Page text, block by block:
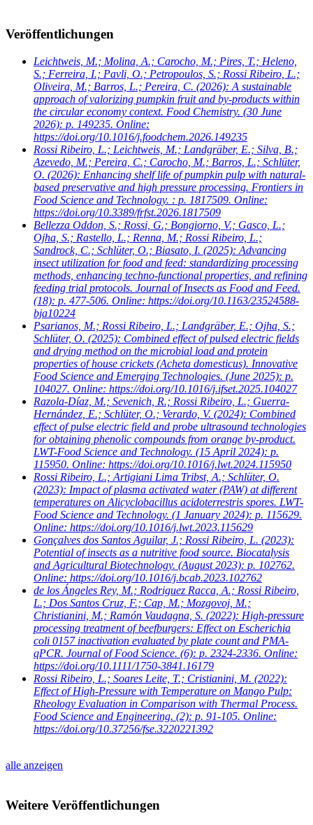
Veröffentlichungen
Leichtweis, M.; Molina, A.; Carocho, M.; Pires, T.; Heleno,
S.; Ferreira, I.; Pavli, O.; Petropoulos, S.; Rossi Ribeiro, L.;
Oliveira, M.; Barros, L.; Pereira, C. (2026): A sustainable
approach of valorizing pumpkin fruit and by-products within
the circular economy context. Food Chemistry. (30 June
2026): p. 149235. Online:
https://doi.org/10.1016/j.foodchem.2026.149235
Rossi Ribeiro, L.; Leichtweis, M.; Landgräber, E.; Silva, B.;
Azevedo, M.; Pereira, C.; Carocho, M.; Barros, L.; Schlüter,
O. (2026): Enhancing shelf life of pumpkin pulp with natural-
based preservative and high pressure processing. Frontiers in
Food Science and Technology. : p. 1817509. Online:
https://doi.org/10.3389/frfst.2026.1817509
Bellezza Oddon, S.; Rossi, G.; Bongiorno, V.; Gasco, L.;
Ojha, S.; Rastello, L.; Renna, M.; Rossi Ribeiro, L.;
Sandrock, C.; Schlüter, O.; Biasato, I. (2025): Advancing
insect utilization for food and feed: standardizing processing
methods, enhancing techno-functional properties, and refining
feeding trial protocols. Journal of Insects as Food and Feed.
(18): p. 477-506. Online: https://doi.org/10.1163/23524588-
bja10224
Psarianos, M.; Rossi Ribeiro, L.; Landgräber, E.; Ojha, S.;
Schlüter, O. (2025): Combined effect of pulsed electric fields
and drying method on the microbial load and protein
properties of house crickets (Acheta domesticus). Innovative
Food Science and Emerging Technologies. (June 2025): p.
104027. Online: https://doi.org/10.1016/j.ifset.2025.104027
Razola-Díaz, M.; Sevenich, R.; Rossi Ribeiro, L.; Guerra-
Hernández, E.; Schlüter, O.; Verardo, V. (2024): Combined
effect of pulse electric field and probe ultrasound technologies
for obtaining phenolic compounds from orange by-product.
LWT-Food Science and Technology. (15 April 2024): p.
115950. Online: https://doi.org/10.1016/j.lwt.2024.115950
Rossi Ribeiro, L.; Artigiani Lima Tribst, A.; Schlüter, O.
(2023): Impact of plasma activated water (PAW) at different
temperatures on Alicyclobacillus acidoterrestris spores. LWT-
Food Science and Technology. (1 January 2024): p. 115629.
Online: https://doi.org/10.1016/j.lwt.2023.115629
Gonçalves dos Santos Aguilar, J.; Rossi Ribeiro, L. (2023):
Potential of insects as a nutritive food source. Biocatalysis
and Agricultural Biotechnology. (August 2023): p. 102762.
Online: https://doi.org/10.1016/j.bcab.2023.102762
de los Ángeles Rey, M.; Rodriguez Racca, A.; Rossi Ribeiro,
L.; Dos Santos Cruz, F.; Cap, M.; Mozgovoj, M.;
Christianini, M.; Ramón Vaudagna, S. (2022): High-pressure
processing treatment of beefburgers: Effect on Escherichia
coli 0157 inactivation evaluated by plate count and PMA-
qPCR. Journal of Food Science. (6): p. 2324-2336. Online:
https://doi.org/10.1111/1750-3841.16179
Rossi Ribeiro, L.; Soares Leite, T.; Cristianini, M. (2022):
Effect of High-Pressure with Temperature on Mango Pulp:
Rheology Evaluation in Comparison with Thermal Process.
Food Science and Engineering. (2): p. 91-105. Online:
https://doi.org/10.37256/fse.3220221392
alle anzeigen
Weitere Veröffentlichungen